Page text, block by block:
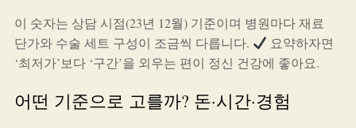
이 숫자는 상담 시점(23년 12월) 기준이며 병원마다 재료
단가와 수술 세트 구성이 조금씩 다릅니다.
요약하자면
‘최저가’보다 ‘구간’을 외우는 편이 정신 건강에 좋아요.
어떤 기준으로 고를까? 돈·시간·경험